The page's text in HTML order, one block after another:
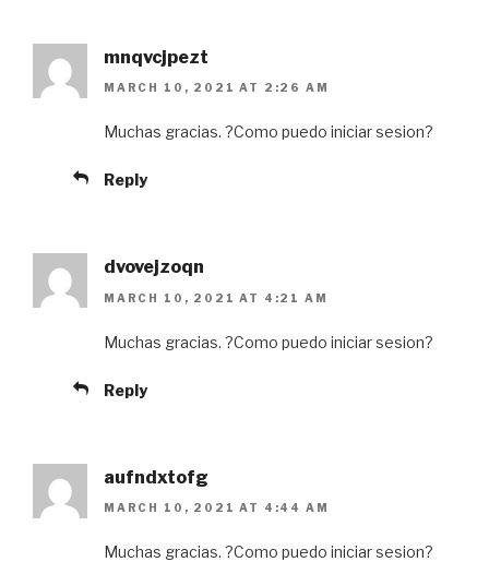
mnqvcjpezt
MARCH 10, 2021 AT 2:26 AM
Muchas gracias. ?Como puedo iniciar sesion?
Reply
dvovejzoqn
MARCH 10, 2021 AT 4:21 AM
Muchas gracias. ?Como puedo iniciar sesion?
Reply
aufndxtofg
MARCH 10, 2021 AT 4:44 AM
Muchas gracias. ?Como puedo iniciar sesion?